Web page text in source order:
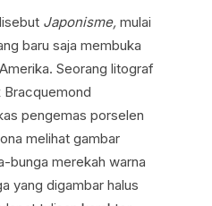
Japonisme, mulai
baru saja membuka
Seorang litograf
Bracquemond
pengemas porselen
melihat gambar
bunga merekah warna
yang digambar halus